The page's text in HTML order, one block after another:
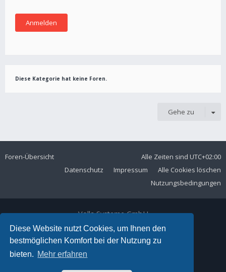
Diese Website nutzt Cookies, um Ihnen den
bestmöglichen Komfort bei der Nutzung zu
bieten. Mehr erfahren
Diese Kategorie hat keine Foren.
Gehe zu
Foren-Übersicht Alle Zeiten sind UTC+02:00
Alle Cookies löschen
Impressum
Datenschutz
Nutzungsbedingungen
Volla Systeme GmbH
Kölner Straße 102
42897 Remscheid
Telefon:+49 2191 59897 61
E-Mail: